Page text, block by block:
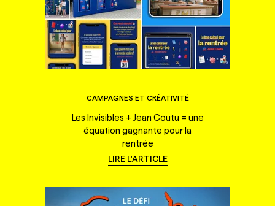
CAMPAGNES ET CRÉATIVITÉ
Les Invisibles + Jean Coutu = une
équation gagnante pour la
rentrée
LIRE L'ARTICLE